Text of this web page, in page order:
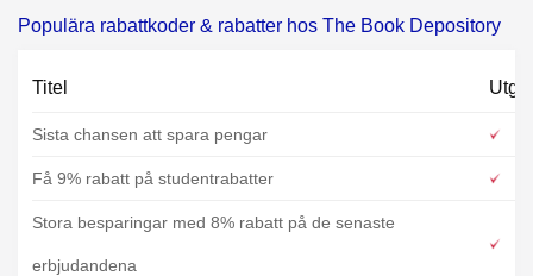
Populära rabattkoder & rabatter hos The Book Depository
Titel
Sista chansen att spara pengar
Få 9% rabatt på studentrabatter
Stora besparingar med 8% rabatt på de senaste
erbjudandena